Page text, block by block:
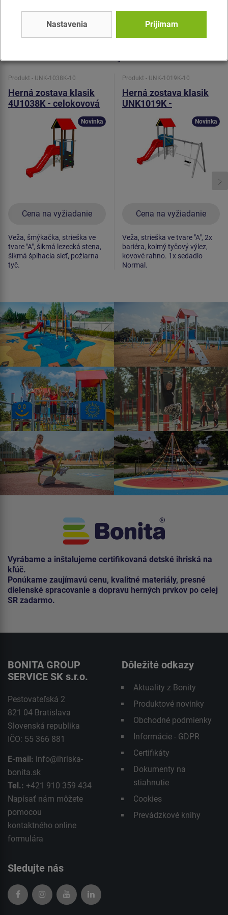
materiál je pozinkovaný alebo nerezový.
Produkt - UNK-1038K-10
Herná zostava klasik
4U1038K - celokovová
Cena na vyžiadanie
Novinka
Veža, šmýkačka, strieška ve
tvare "A", šikmá lezecká stena,
šikmá šplhacia sieť, požiarna
tyč.
Produkt - UNK-1019K-10
Herná zostava klasik
UNK1019K -
Cena na vyžiadanie
Novinka
Veža, strieška ve tvare "A", 2x
bariéra, kolmý tyčový výlez,
kovové rahno. 1x sedadlo
Normal.
Vyrábame a inštalujeme certifikovaná detské ihriská na
kľúč.
Ponúkame zaujímavú cenu, kvalitné materiály, presné
dielenské spracovanie a dopravu herných prvkov po celej
SR zadarmo.
BONITA GROUP
SERVICE SK s.r.o.
Pestovateľská 2
821 04 Bratislava
Slovenská republika
IČO: 55 366 881
E-mail: info@ihriska-
bonita.sk
Tel.: +421 910 359 434
Napísať nám môžete
pomocou
kontaktného online
formulára
Dôležité odkazy
Aktuality z Bonity
Produktové novinky
Obchodné podmienky
Informácie - GDPR
Certifikáty
Dokumenty na
stiahnutie
Cookies
Prevádzkové knihy
Sledujte nás
Nastavenia Prijímam